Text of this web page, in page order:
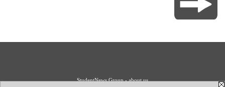
StudentNews Group - about us